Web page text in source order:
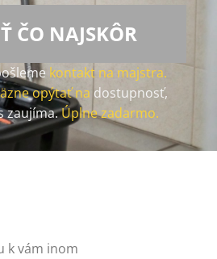
ČO NAJSKÔR
kontakt na majstra.
opýtať na dostupnosť,
zaujíma.Úplne zadarmo.
k vám inom